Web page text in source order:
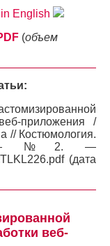
English
(объем
приложения /
// Костюмология.
— №2. —
(дата
веб-